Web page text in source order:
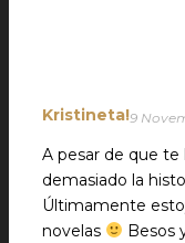
Kristineta!9
A pesar de que
demasiado la
Últimamente
novelas
Besos